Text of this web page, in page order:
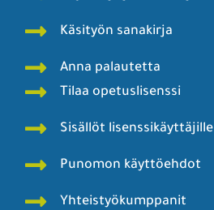
Käsityön sanakirja
Anna palautetta
Tilaa opetuslisenssi
Sisällöt lisenssikäyttäjille
Punomon käyttöehdot
Yhteistyökumppanit